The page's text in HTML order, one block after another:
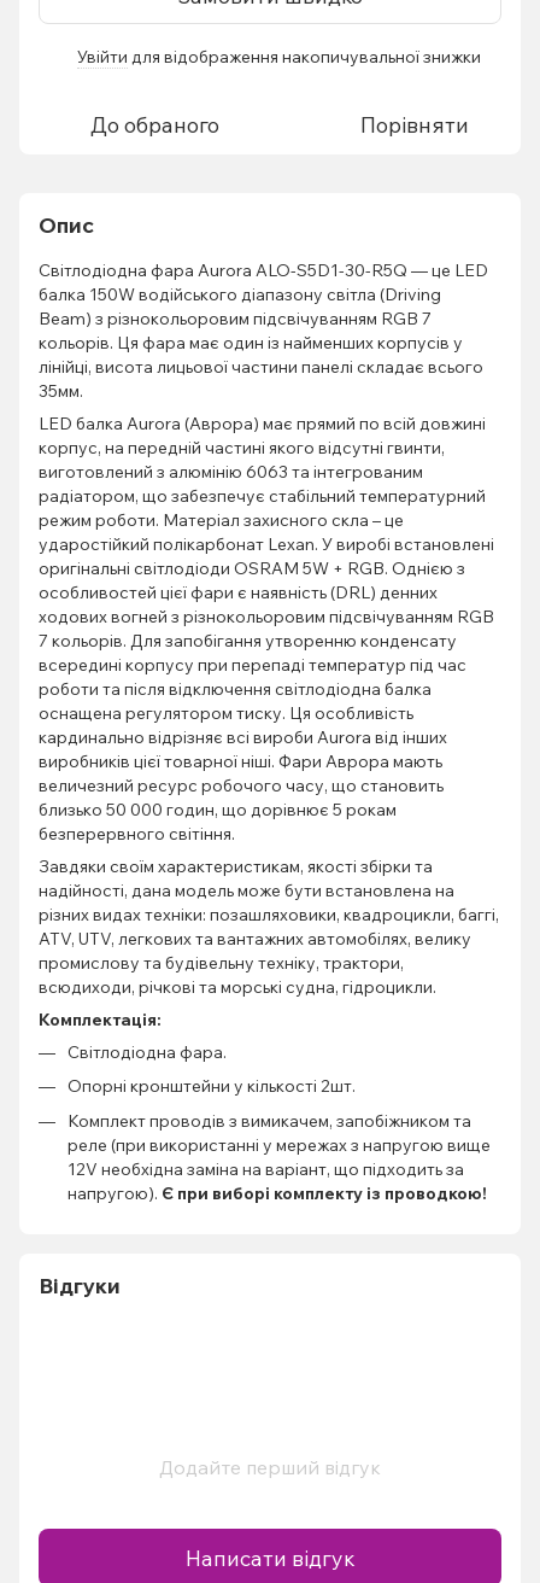
Увійти для відображення накопичувальної знижки
До обраного Порівняти
Опис
Світлодіодна фара Aurora ALO-S5D1-30-R5Q — це LED
балка 150W водійського діапазону світла (Driving
Beam) з різнокольоровим підсвічуванням RGB 7
кольорів. Ця фара має один із найменших корпусів у
лінійці, висота лицьової частини панелі складає всього
35мм.
LED балка Aurora (Аврора) має прямий по всій довжині
корпус, на передній частині якого відсутні гвинти,
виготовлений з алюмінію 6063 та інтегрованим
радіатором, що забезпечує стабільний температурний
режим роботи. Матеріал захисного скла – це
ударостійкий полікарбонат Lexan. У виробі встановлені
оригінальні світлодіоди OSRAM 5W + RGB. Однією з
особливостей цієї фари є наявність (DRL) денних
ходових вогней з різнокольоровим підсвічуванням RGB
7 кольорів. Для запобігання утворенню конденсату
всередині корпусу при перепаді температур під час
роботи та після відключення світлодіодна балка
оснащена регулятором тиску. Ця особливість
кардинально відрізняє всі вироби Aurora від інших
виробників цієї товарної ніші. Фари Аврора мають
величезний ресурс робочого часу, що становить
близько 50 000 годин, що дорівнює 5 рокам
безперервного світіння.
Завдяки своїм характеристикам, якості збірки та
надійності, дана модель може бути встановлена на
різних видах техніки: позашляховики, квадроцикли, баггі,
ATV, UTV, легкових та вантажних автомобілях, велику
промислову та будівельну техніку, трактори,
всюдиходи, річкові та морські судна, гідроцикли.
Комплектація:
Світлодіодна фара.
Опорні кронштейни у кількості 2шт.
Комплект проводів з вимикачем, запобіжником та
реле (при використанні у мережах з напругою вище
12V необхідна заміна на варіант, що підходить за
напругою). Є при виборі комплекту із проводкою!
Відгуки
Додайте перший відгук
Написати відгук